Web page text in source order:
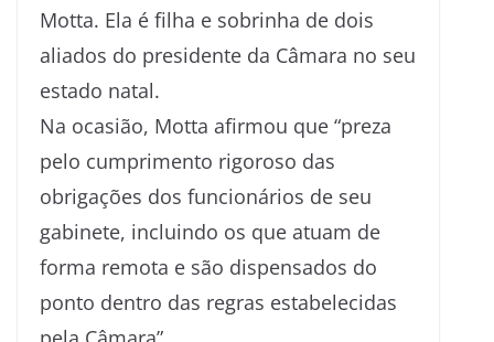
Motta. Ela é filha e sobrinha de dois
aliados do presidente da Câmara no seu
estado natal.
Na ocasião, Motta afirmou que “preza
pelo cumprimento rigoroso das
obrigações dos funcionários de seu
gabinete, incluindo os que atuam de
forma remota e são dispensados do
ponto dentro das regras estabelecidas